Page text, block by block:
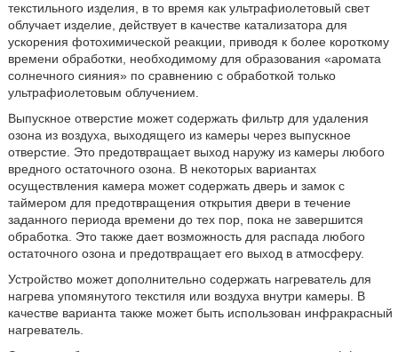
текстильного изделия, в то время как ультрафиолетовый свет
облучает изделие, действует в качестве катализатора для
ускорения фотохимической реакции, приводя к более короткому
времени обработки, необходимому для образования «аромата
солнечного сияния» по сравнению с обработкой только
ультрафиолетовым облучением.
Выпускное отверстие может содержать фильтр для удаления
озона из воздуха, выходящего из камеры через выпускное
отверстие. Это предотвращает выход наружу из камеры любого
вредного остаточного озона. В некоторых вариантах
осуществления камера может содержать дверь и замок с
таймером для предотвращения открытия двери в течение
заданного периода времени до тех пор, пока не завершится
обработка. Это также дает возможность для распада любого
остаточного озона и предотвращает его выход в атмосферу.
Устройство может дополнительно содержать нагреватель для
нагрева упомянутого текстиля или воздуха внутри камеры. В
качестве варианта также может быть использован инфракрасный
нагреватель.